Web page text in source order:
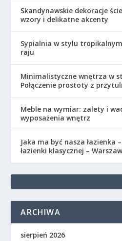
Skandynawskie dekoracje
wzory i delikatne akcenty
Sypialnia w stylu
raju
Minimalistyczne wnętrza w
Połączenie prostoty z
Meble na wymiar: zalety i
wyposażenia wnętrz
Jaka ma być nasza łazienka
łazienki klasycznej –
ARCHIWA
sierpień 2026